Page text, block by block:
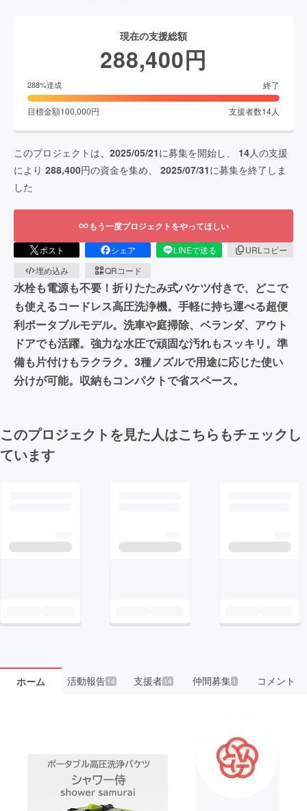
現在の支援総額
288,400円
288%達成 終了
目標金額100,000円 支援者数14人
このプロジェクトは、 2025/05/21に募集を開始し、 14人の支援
により 288,400円の資金を集め、 2025/07/31に募集を終了しま
した
もう一度プロジェクトをやってほしい
ポスト シェア LINEで送る
URLコピー
埋め込み
QRコード
水栓も電源も不要！折りたたみ式バケツ付きで、どこで
も使えるコードレス高圧洗浄機。手軽に持ち運べる超便
利ポータブルモデル。洗車や庭掃除、ベランダ、アウト
ドアでも活躍。強力な水圧で頑固な汚れもスッキリ。準
備も片付けもラクラク。3種ノズルで用途に応じた使い
分けが可能。収納もコンパクトで省スペース。
このプロジェクトを見た人はこちらもチェックし
ています
ホーム 活動報告14 支援者 14 仲間募集 1 コメント